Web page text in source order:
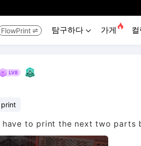
FlowPrint  탐구하다  가게 
to print the next two parts